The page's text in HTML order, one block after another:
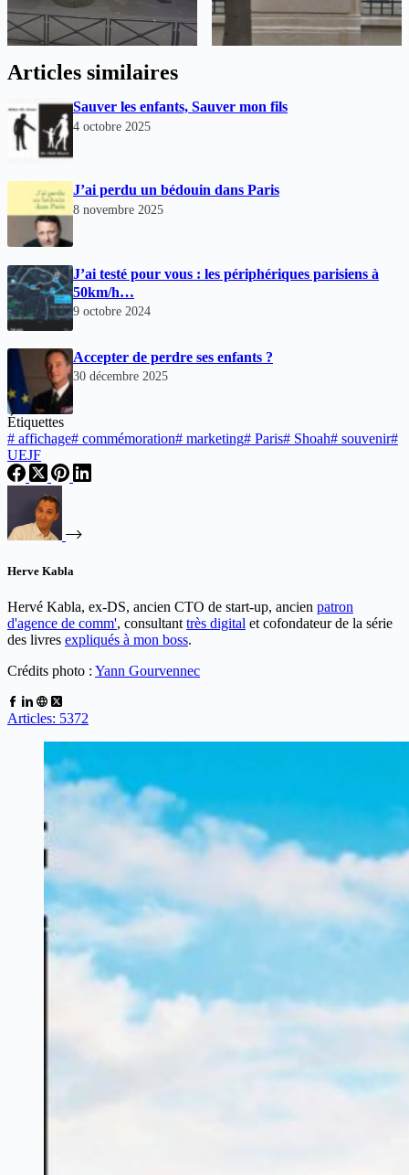
Articles similaires
Sauver les enfants, Sauver mon fils
4 octobre 2025
J’ai perdu un bédouin dans Paris
8 novembre 2025
J’ai testé pour vous : les périphériques parisiens à
50km/h…
9 octobre 2024
Accepter de perdre ses enfants ?
30 décembre 2025
Étiquettes
# affichage# commémoration# marketing# Paris# Shoah# souvenir#
UEJF
Herve Kabla
Hervé Kabla, ex-DS, ancien CTO de start-up, ancien patron
d'agence de comm', consultant très digital et cofondateur de la série
des livres expliqués à mon boss.
Crédits photo : Yann Gourvennec
Articles: 5372